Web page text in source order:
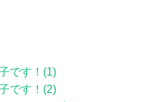
です！(1)
です！(2)